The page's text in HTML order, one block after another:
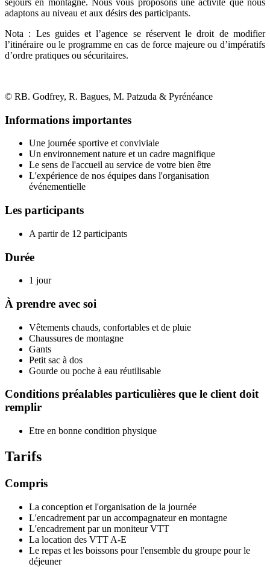
séjours en montagne. Nous vous proposons une activité que nous
adaptons au niveau et aux désirs des participants.
Nota : Les guides et l’agence se réservent le droit de modifier
l’itinéraire ou le programme en cas de force majeure ou d’impératifs
d’ordre pratiques ou sécuritaires.
© RB. Godfrey, R. Bagues, M. Patzuda & Pyrénéance
Informations importantes
Une journée sportive et conviviale
Un environnement nature et un cadre magnifique
Le sens de l'accueil au service de votre bien être
L'expérience de nos équipes dans l'organisation
événementielle
Les participants
A partir de 12 participants
Durée
1 jour
À prendre avec soi
Vêtements chauds, confortables et de pluie
Chaussures de montagne
Gants
Petit sac à dos
Gourde ou poche à eau réutilisable
Conditions préalables particulières que le client doit
remplir
Etre en bonne condition physique
Tarifs
Compris
La conception et l'organisation de la journée
L'encadrement par un accompagnateur en montagne
L'encadrement par un moniteur VTT
La location des VTT A-E
Le repas et les boissons pour l'ensemble du groupe pour le
déjeuner